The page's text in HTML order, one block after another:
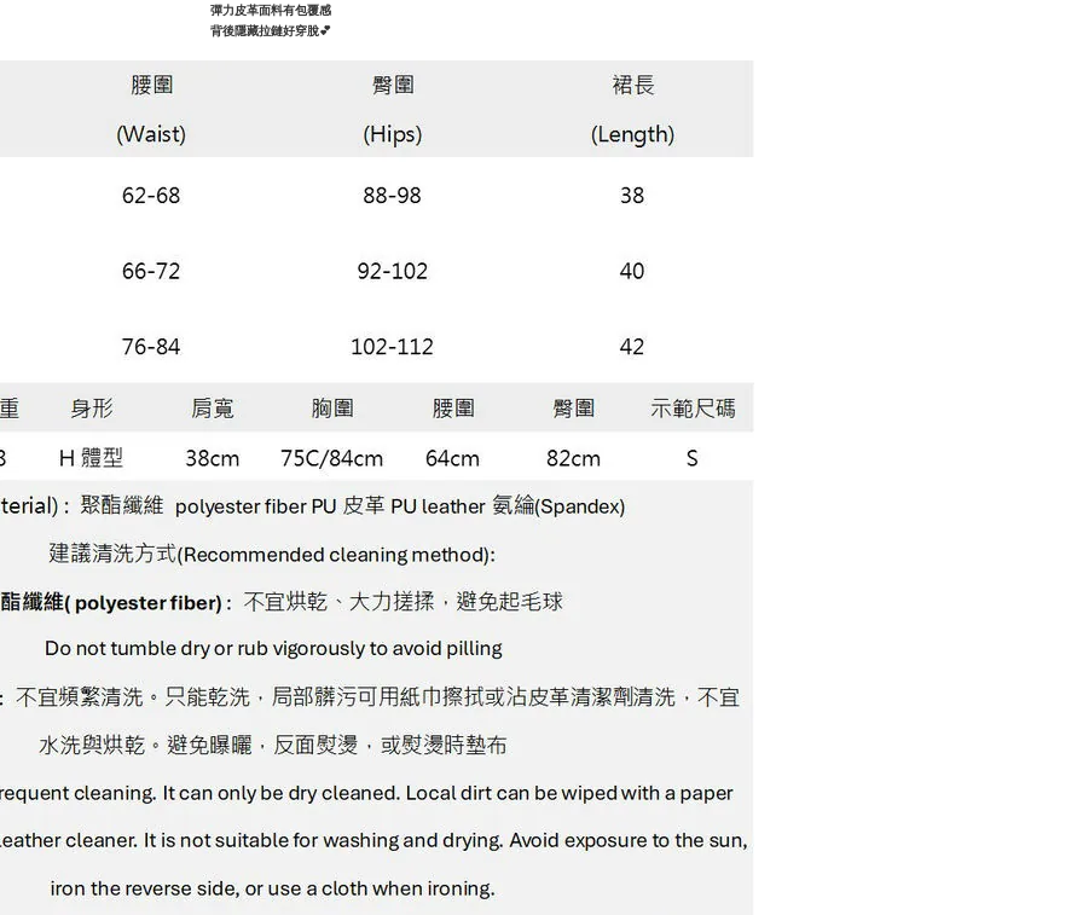
彈力皮革面料有包覆感
背後隱藏拉鏈好穿脫💕